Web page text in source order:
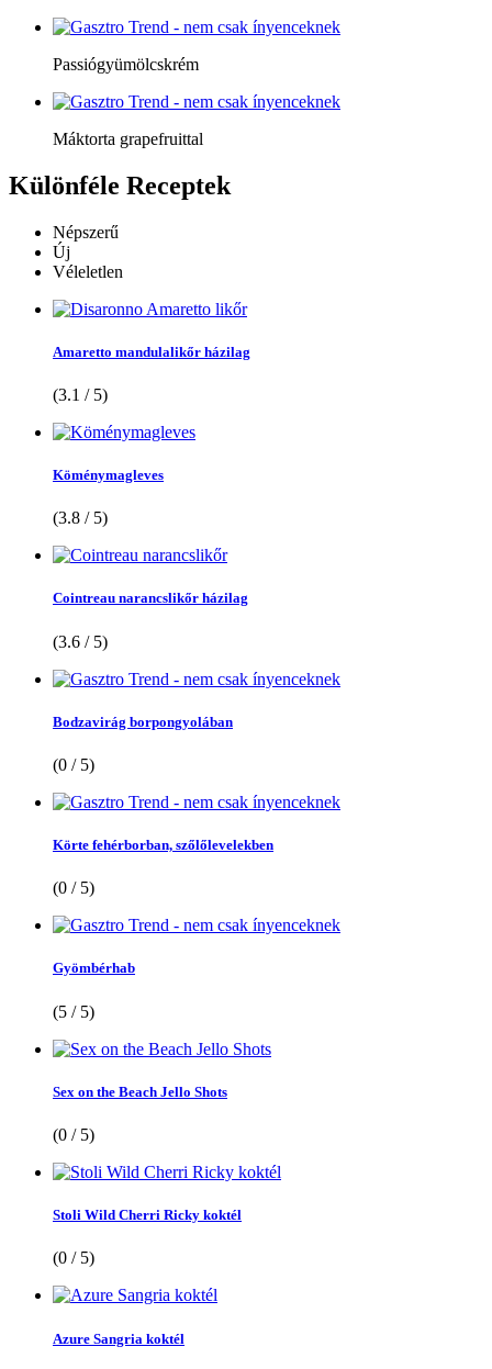
Passiógyümölcskrém
Máktorta grapefruittal
Különféle Receptek
Népszerű
Új
Véleletlen
Amaretto mandulalikőr házilag
(3.1 / 5)
Köménymagleves
(3.8 / 5)
Cointreau narancslikőr házilag
(3.6 / 5)
Bodzavirág borpongyolában
(0 / 5)
Körte fehérborban, szőlőlevelekben
(0 / 5)
Gyömbérhab
(5 / 5)
Sex on the Beach Jello Shots
(0 / 5)
Stoli Wild Cherri Ricky koktél
(0 / 5)
Azure Sangria koktél